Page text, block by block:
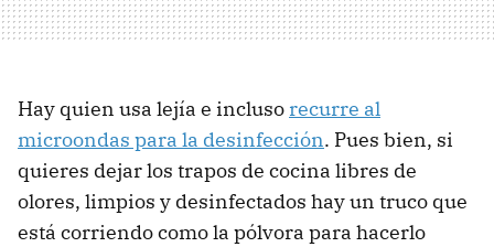
Hay quien usa lejía e incluso recurre al
microondas para la desinfección. Pues bien, si
quieres dejar los trapos de cocina libres de
olores, limpios y desinfectados hay un truco que
está corriendo como la pólvora para hacerlo